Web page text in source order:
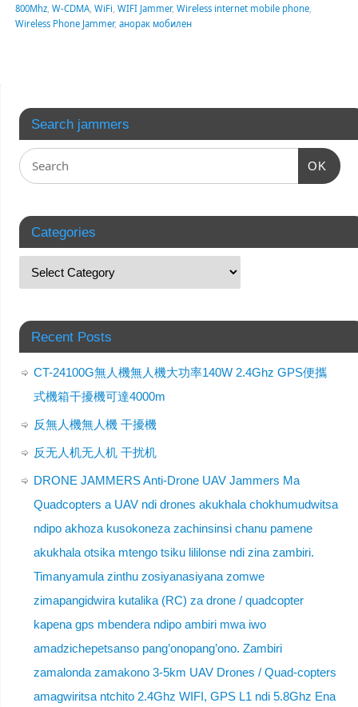
800Mhz, W-CDMA, WiFi WIFI Jammer, Wireless internet mobile phone,
Wireless Phone Jammer, анорак мобилен
Search jammers
OK
Categories
Recent Posts
CT-24100G無人機無人機大功率140W 2.4Ghz GPS便攜
式機箱干擾機可達4000m
反無人機無人機 干擾機
反无人机无人机 干扰机
DRONE JAMMERS Anti-Drone UAV Jammers Ma
Quadcopters a UAV ndi drones akukhala chokhumudwitsa
ndipo akhoza kusokoneza zachinsinsi chanu pamene
akukhala otsika mtengo tsiku lililonse ndi zina zambiri.
Timanyamula zinthu zosiyanasiyana zomwe
zimapangidwira kutalika (RC) za drone / quadcopter
kapena gps mbendera ndipo ambiri mwa iwo
amadzichepetsanso pang’onopang’ono. Zambiri
zamalonda zamakono 3-5km UAV Drones / Quad-copters
amagwiritsa ntchito 2.4Ghz WIFI, GPS L1 ndi 5.8Ghz Ena